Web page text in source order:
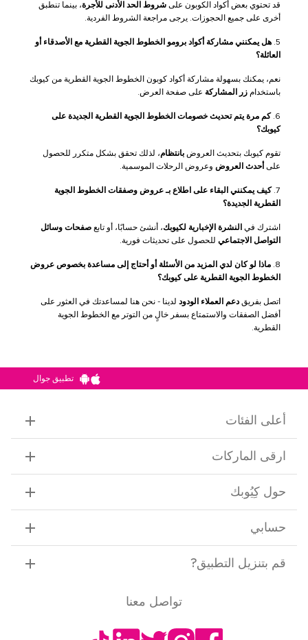
قد تحتوي بعض أكواد الكوبون على شروط الحد الأدنى للأجرة، بينما تنطبق
أخرى على جميع الحجوزات. يرجى مراجعة الشروط الفردية.
5. هل يمكنني مشاركة أكواد برومو الخطوط الجوية القطرية مع الأصدقاء أو
العائلة؟
نعم، يمكنك بسهولة مشاركة أكواد كوبون الخطوط الجوية القطرية من كيوبك
باستخدام زر المشاركة على صفحة العرض.
6. كم مرة يتم تحديث خصومات الخطوط الجوية القطرية الجديدة على
كيوبك؟
تقوم كيوبك بتحديث العروض بانتظام، لذلك تحقق بشكل متكرر للحصول
على أحدث العروض وعروض الرحلات الموسمية.
7. كيف يمكنني البقاء على اطلاع بـ عروض وصفقات الخطوط الجوية
القطرية الجديدة؟
اشترك في النشرة الإخبارية لكيوبك، أنشئ حسابًا، أو تابع صفحات وسائل
التواصل الاجتماعي للحصول على تحديثات فورية.
8. ماذا لو كان لدي المزيد من الأسئلة أو أحتاج إلى مساعدة بخصوص عروض
الخطوط الجوية القطرية على كيوبك؟
اتصل بفريقدعم العملاء الودود لدينا - نحن هنا لمساعدتك في العثور على
أفضل الصفقات والاستمتاع بسفر خالٍ من التوتر مع الخطوط الجوية
القطرية.
تطبيق جوال
أعلى الفئات
ارقى الماركات
حول كِيُوبك
حسابي
قم بتنزيل التطبيق?
تواصل معنا